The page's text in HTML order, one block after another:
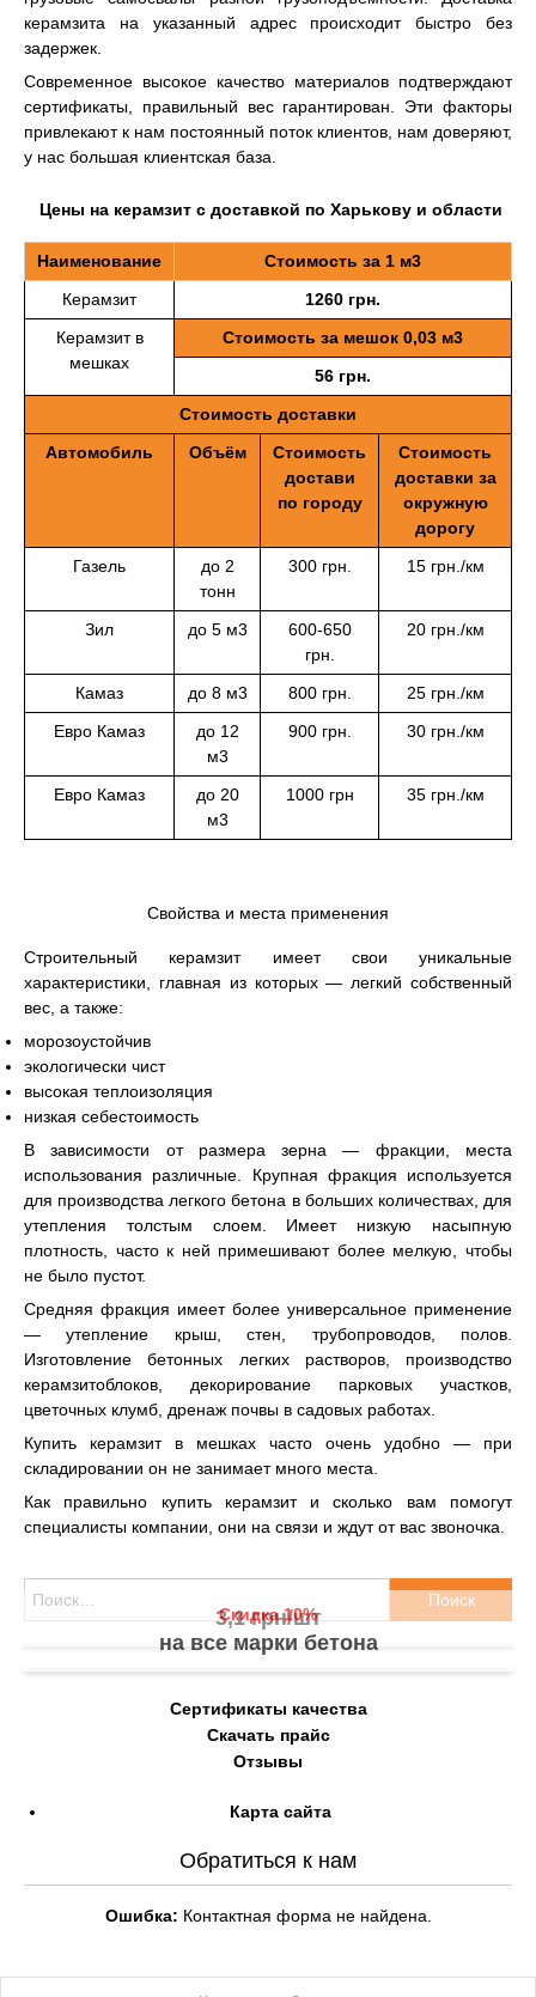
Найти:
3,1 грн/шт
Скидка 10%
на все марки бетона
Сертификаты качества
Скачать прайс
Отзывы
Карта сайта
Обратиться к нам
Ошибка: Контактная форма не найдена.
керамзита на указанный адрес происходит быстро без
задержек.
Современное высокое качество материалов подтверждают
сертификаты, правильный вес гарантирован. Эти факторы
привлекают к нам постоянный поток клиентов, нам доверяют,
у нас большая клиентская база.
Цены на керамзит с доставкой по Харькову и области
Наименование
Стоимость за 1 м3
Керамзит
1260 грн.
Керамзит в
мешках
Стоимость за мешок 0,03 м3
56 грн.
Стоимость доставки
Автомобиль
Объём
Стоимость
достави
по городу
Стоимость
доставки за
окружную
дорогу
Газель
до 2
тонн
300 грн. 15 грн./км
Зил до 5 м3
600-650
грн.
20 грн./км
Камаз до 8 м3 800 грн.
25 грн./км
Евро Камаз
до 12
м3
900 грн. 30 грн./км
Евро Камаз
до 20
м3
1000 грн 35 грн./км
Свойства и места применения
Строительный керамзит имеет свои уникальные
характеристики, главная из которых — легкий собственный
вес, а также:
морозоустойчив
экологически чист
высокая теплоизоляция
низкая себестоимость
В зависимости от размера зерна — фракции, места
использования различные. Крупная фракция используется
для производства легкого бетона в больших количествах, для
утепления толстым слоем. Имеет низкую насыпную
плотность, часто к ней примешивают более мелкую, чтобы
не было пустот.
Средняя фракция имеет более универсальное применение
— утепление крыш, стен, трубопроводов, полов.
Изготовление бетонных легких растворов, производство
керамзитоблоков, декорирование парковых участков,
цветочных клумб, дренаж почвы в садовых работах.
Купить керамзит в мешках часто очень удобно — при
складировании он не занимает много места.
Как правильно купить керамзит и сколько вам помогут
специалисты компании, они на связи и ждут от вас звоночка.
Навигация